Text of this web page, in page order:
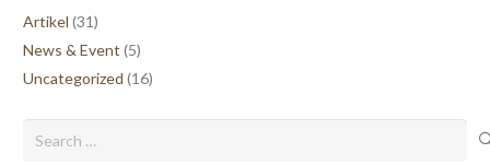
Artikel (31)
News & Event (5)
Uncategorized (16)
Search